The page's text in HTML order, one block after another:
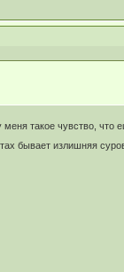
такое чувство, что
бывает излишняя